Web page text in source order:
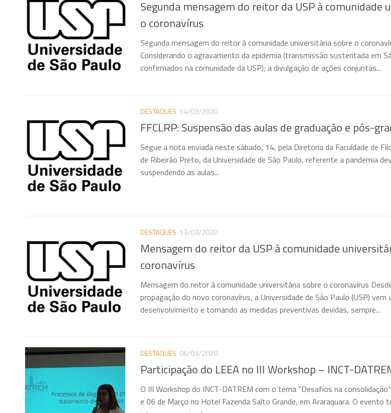
Segunda mensagem do reitor da USP à comunidade
o coronavírus
Segunda mensagem do reitor à comunidade universitária sobre o
Considerando o agravamento da epidemia (transmissão sustentada em
confirmados na comunidade da USP); a divulgação de ações conjuntas...
DESTAQUES 14/03/2020
FFCLRP: Suspensão das aulas de graduação e pós-
Segue a nota enviada neste sábado, 14, pela Diretoria da Faculdade de
de Ribeirão Preto, da Universidade de São Paulo, referente a pandemia
suspendendo as aulas...
DESTAQUES 13/03/2020
Mensagem do reitor da USP à comunidade
coronavírus
Mensagem do reitor à comunidade universitária sobre o coronavírus
propagação do novo coronavírus, a Universidade de São Paulo (USP) vem
desenvolvimento e tomando as medidas preventivas devidas, sempre...
DESTAQUES 06/03/2020
Participação do LEEA no III Workshop – INCT-
O III Workshop do INCT-DATREM com o tema “Desafios na
e 06 de Março no Hotel Fazenda Salto Grande, em Araraquara. O evento